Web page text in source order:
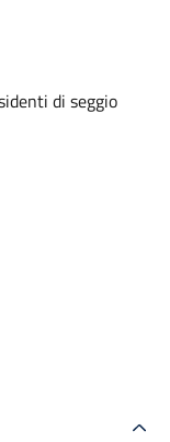
di seggio